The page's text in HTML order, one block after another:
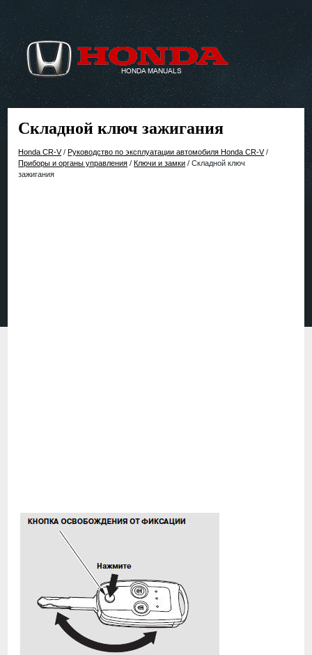
Складной ключ зажигания
Honda CR-V/Руководство по эксплуатации автомобиля Honda CR-V/
Приборы и органы управления /Ключи и замки / Складной ключ
зажигания